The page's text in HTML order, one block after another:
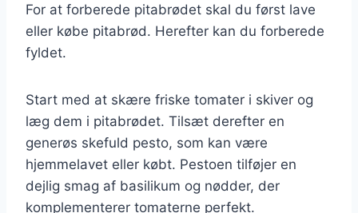
For at forberede pitabrødet skal du først lave
eller købe pitabrød. Herefter kan du forberede
fyldet.
Start med at skære friske tomater i skiver og
læg dem i pitabrødet. Tilsæt derefter en
generøs skefuld pesto, som kan være
hjemmelavet eller købt. Pestoen tilføjer en
dejlig smag af basilikum og nødder, der
komplementerer tomaterne perfekt.